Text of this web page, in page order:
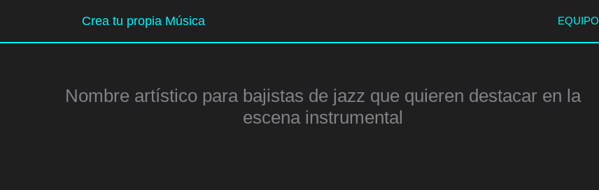
contenido
Crea tu propia Música EQUIPO
Nombre artístico para bajistas de jazz que quieren destacar en la
escena instrumental